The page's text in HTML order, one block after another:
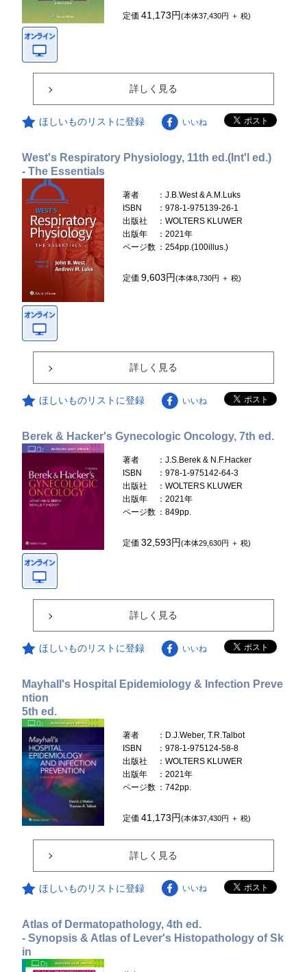
定価41,173円(本体37,430円 ＋ 税)
詳しく見る
ほしいものリストに登録 いいね
West's Respiratory Physiology, 11th ed.(Int'l ed.)
- The Essentials
著者
：J.B.West & A.M.Luks
ISBN
：978-1-975139-26-1
出版社
：WOLTERS KLUWER
出版年
：2021年
ページ数 ：254pp.(100illus.)
定価9,603円(本体8,730円 ＋ 税)
詳しく見る
ほしいものリストに登録 いいね
Berek & Hacker's Gynecologic Oncology, 7th ed.
著者
：J.S.Berek & N.F.Hacker
ISBN
：978-1-975142-64-3
出版社
：WOLTERS KLUWER
出版年
：2021年
ページ数 ：849pp.
定価32,593円(本体29,630円 ＋ 税)
詳しく見る
ほしいものリストに登録 いいね
Mayhall's Hospital Epidemiology & Infection Preve
ntion
5th ed.
著者
：D.J.Weber, T.R.Talbot
ISBN
：978-1-975124-58-8
出版社
：WOLTERS KLUWER
出版年
：2021年
ページ数 ：742pp.
定価41,173円(本体37,430円 ＋ 税)
詳しく見る
ほしいものリストに登録 いいね
Atlas of Dermatopathology, 4th ed.
- Synopsis & Atlas of Lever's Histopathology of Sk
in